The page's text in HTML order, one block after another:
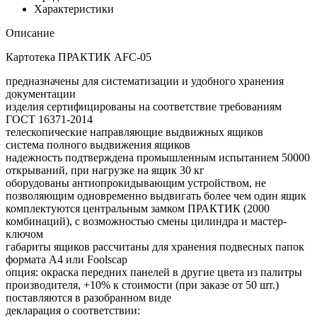
Характеристики
Описание
Картотека ПРАКТИК AFC-05
предназначены для систематизации и удобного хранения
документации
изделия сертифицированы на соответствие требованиям
ГОСТ 16371-2014
телескопические направляющие выдвижных ящиков
система полного выдвижения ящиков
надежность подтверждена промышленным испытанием 50000
открываний, при нагрузке на ящик 30 кг
оборудованы антиопрокидывающим устройством, не
позволяющим одновременно выдвигать более чем один ящик
комплектуются центральным замком ПРАКТИК (2000
комбинаций), с возможностью смены цилиндра и мастер-
ключом
габариты ящиков рассчитаны для хранения подвесных папок
формата А4 или Foolscap
опция: окраска передних панелей в другие цвета из палитры
производителя, +10% к стоимости (при заказе от 50 шт.)
поставляются в разобранном виде
декларация о соответствии: